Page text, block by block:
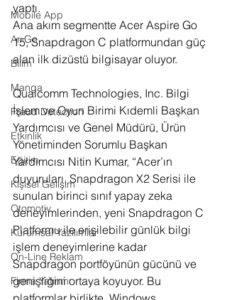
Mobile App
Ar-Ge
Bilim
Manga
Fraud Detection
Etkinlik
Eğitim
Kişisel Gelişim
Otomotiv
Kurumsal Yazılımlar
On-Line Reklam
Firma Yatırımı
yaptı.
Ana akım segmentte Acer Aspire Go
15, Snapdragon C platformundan güç
alan ilk dizüstü bilgisayar oluyor.
Qualcomm Technologies, Inc. Bilgi
İşlem ve Oyun Birimi Kıdemli Başkan
Yardımcısı ve Genel Müdürü, Ürün
Yönetiminden Sorumlu Başkan
Yardımcısı Nitin Kumar, “Acer’ın
duyuruları, Snapdragon X2 Serisi ile
sunulan birinci sınıf yapay zeka
deneyimlerinden, yeni Snapdragon C
Platformu ile erişilebilir günlük bilgi
işlem deneyimlerine kadar
Snapdragon portföyünün gücünü ve
genişliğini ortaya koyuyor. Bu